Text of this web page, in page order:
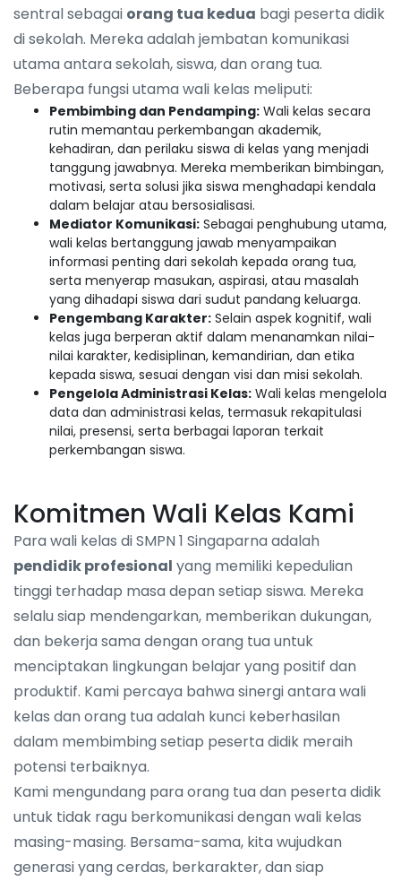
sentral sebagai orang tua kedua bagi peserta didik
di sekolah. Mereka adalah jembatan komunikasi
utama antara sekolah, siswa, dan orang tua.
Beberapa fungsi utama wali kelas meliputi:
Pembimbing dan Pendamping: Wali kelas secara
rutin memantau perkembangan akademik,
kehadiran, dan perilaku siswa di kelas yang menjadi
tanggung jawabnya. Mereka memberikan bimbingan,
motivasi, serta solusi jika siswa menghadapi kendala
dalam belajar atau bersosialisasi.
Mediator Komunikasi: Sebagai penghubung utama,
wali kelas bertanggung jawab menyampaikan
informasi penting dari sekolah kepada orang tua,
serta menyerap masukan, aspirasi, atau masalah
yang dihadapi siswa dari sudut pandang keluarga.
Pengembang Karakter: Selain aspek kognitif, wali
kelas juga berperan aktif dalam menanamkan nilai-
nilai karakter, kedisiplinan, kemandirian, dan etika
kepada siswa, sesuai dengan visi dan misi sekolah.
Pengelola Administrasi Kelas: Wali kelas mengelola
data dan administrasi kelas, termasuk rekapitulasi
nilai, presensi, serta berbagai laporan terkait
perkembangan siswa.
Komitmen Wali Kelas Kami
Para wali kelas di SMPN 1 Singaparna adalah
pendidik profesional yang memiliki kepedulian
tinggi terhadap masa depan setiap siswa. Mereka
selalu siap mendengarkan, memberikan dukungan,
dan bekerja sama dengan orang tua untuk
menciptakan lingkungan belajar yang positif dan
produktif. Kami percaya bahwa sinergi antara wali
kelas dan orang tua adalah kunci keberhasilan
dalam membimbing setiap peserta didik meraih
potensi terbaiknya.
Kami mengundang para orang tua dan peserta didik
untuk tidak ragu berkomunikasi dengan wali kelas
masing-masing. Bersama-sama, kita wujudkan
generasi yang cerdas, berkarakter, dan siap